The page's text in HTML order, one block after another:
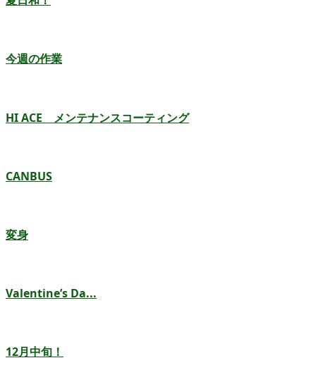
今週の作業
HI ACE メンテナンスコーティング
CANBUS
変身
Valentine’s Da...
12月中旬！